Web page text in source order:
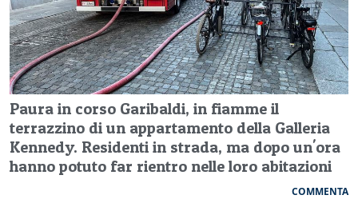
Paura in corso Garibaldi, in fiamme il
terrazzino di un appartamento della Galleria
Kennedy. Residenti in strada, ma dopo un'ora
hanno potuto far rientro nelle loro abitazioni
COMMENTA